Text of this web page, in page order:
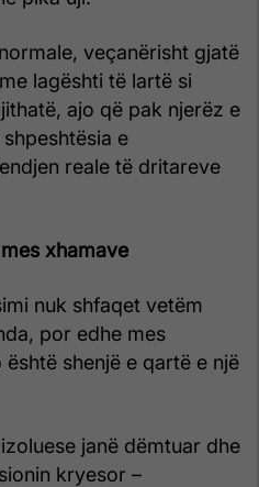
veçanërisht gjatë
lagështi të lartë si
ajo që pak njerëz e
e
reale të dritareve
xhamave
nuk shfaqet vetëm
por edhe mes
shenjë e qartë e një
janë dëmtuar dhe
kryesor –